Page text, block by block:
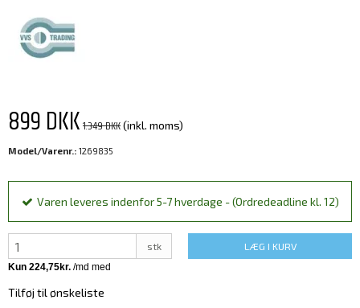
899 DKK1.349 DKK(inkl. moms)
Model/Varenr.: 1269835
Varen leveres indenfor 5-7 hverdage - (Ordredeadline kl. 12)
stk LÆG I KURV
Tilføj til ønskeliste